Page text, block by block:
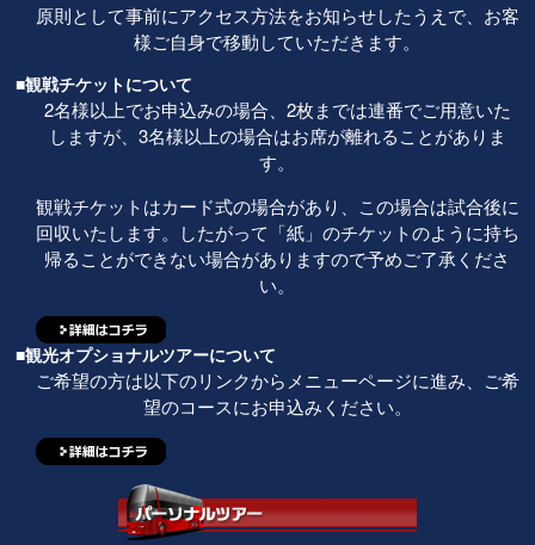
原則として事前にアクセス方法をお知らせしたうえで、お客
様ご自身で移動していただきます。
■観戦チケットについて
2名様以上でお申込みの場合、2枚までは連番でご用意いた
しますが、3名様以上の場合はお席が離れることがありま
す。
観戦チケットはカード式の場合があり、この場合は試合後に
回収いたします。したがって「紙」のチケットのように持ち
帰ることができない場合がありますので予めご了承くださ
い。
■観光オプショナルツアーについて
ご希望の方は以下のリンクからメニューページに進み、ご希
望のコースにお申込みください。